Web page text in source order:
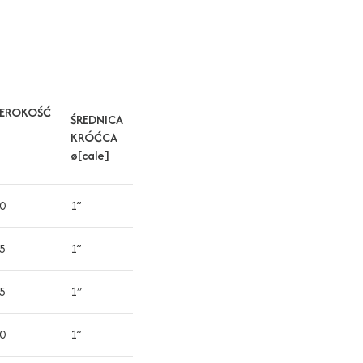
ŚREDNICA
KRÓĆCA
ø[cale]
1”
1”
1″
1”